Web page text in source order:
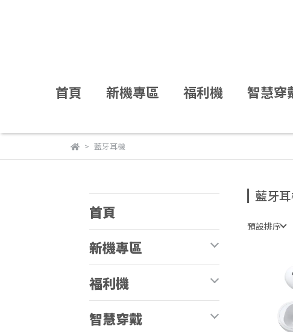
首頁 新機專區 福利機 智慧穿
藍牙耳機
首頁
新機專區
福利機
智慧穿戴
藍牙
預設排序